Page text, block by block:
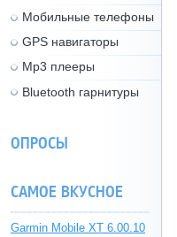
Мобильные телефоны
GPS навигаторы
Mp3 плееры
Bluetooth гарнитуры
ОПРОСЫ
САМОЕ ВКУСНОЕ
Garmin Mobile XT 6.00.10